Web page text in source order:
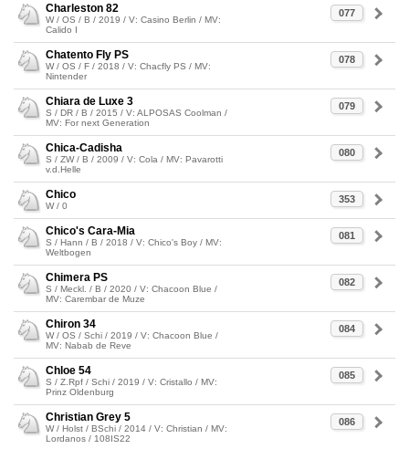
077
Charleston 82
W / OS / B / 2019 / V: Casino Berlin / MV:
Calido I
078
Chatento Fly PS
W / OS / F / 2018 / V: Chacfly PS / MV:
Nintender
079
Chiara de Luxe 3
S / DR / B / 2015 / V: ALPOSAS Coolman /
MV: For next Generation
080
Chica-Cadisha
S / ZW / B / 2009 / V: Cola / MV: Pavarotti
v.d.Helle
353
Chico
W / 0
081
Chico's Cara-Mia
S / Hann / B / 2018 / V: Chico's Boy / MV:
Weltbogen
082
Chimera PS
S / Meckl. / B / 2020 / V: Chacoon Blue /
MV: Carembar de Muze
084
Chiron 34
W / OS / Schi / 2019 / V: Chacoon Blue /
MV: Nabab de Reve
085
Chloe 54
S / Z.Rpf / Schi / 2019 / V: Cristallo / MV:
Prinz Oldenburg
086
Christian Grey 5
W / Holst / BSchi / 2014 / V: Christian / MV:
Lordanos / 108IS22